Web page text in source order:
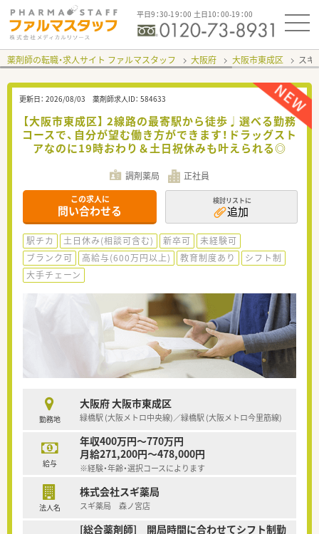
平日9：30-19：00 土日10：00-19：00
薬剤師の転職・求人サイト ファルマスタッフ 大阪府 大阪市東成区 ス
更新日： 2026/08/03 薬剤師求人ID： 584633
【大阪市東成区】 2線路の最寄駅から徒歩♩選べる勤務
コースで、自分が望む働き方ができます！ドラッグスト
アなのに19時おわり＆土日祝休みも叶えられる◎
調剤薬局 正社員
この求人に
問い合わせる
検討リストに
追加
駅チカ 土日休み(相談可含む) 新卒可
未経験可
ブランク可
高給与(600万円以上) 教育制度あり
シフト制
大手チェーン
勤務地
大阪府 大阪市東成区
緑橋駅 (大阪メトロ中央線)／緑橋駅 (大阪メトロ今里筋線)
給与
年収400万円～770万円
月給271,200円～478,000円
※経験・年齢・選択コースによります
法人名
株式会社スギ薬局
スギ薬局 森ノ宮店
[総合薬剤師] 開局時間に合わせてシフト制勤